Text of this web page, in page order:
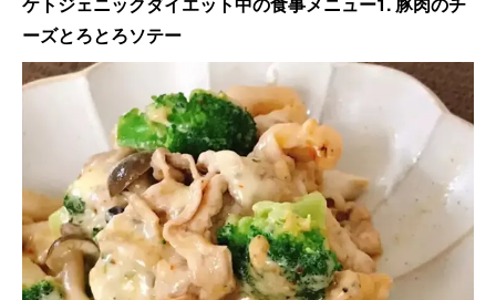
ーズとろとろソテー